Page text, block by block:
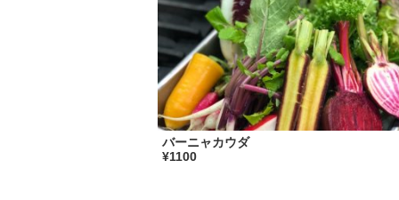
バーニャカウダ
¥1100